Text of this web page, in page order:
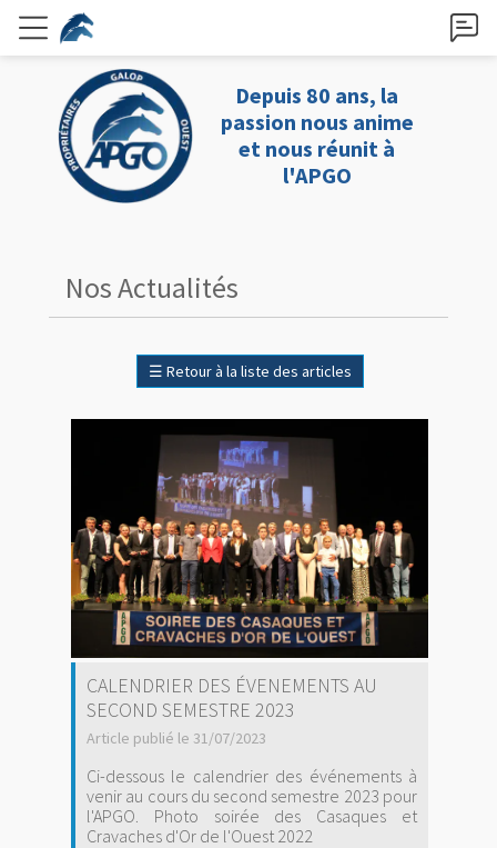
Depuis 80 ans, la
passion nous anime
et nous réunit à
l'APGO
Nos Actualités
☰ Retour à la liste des articles
CALENDRIER DES ÉVENEMENTS AU
SECOND SEMESTRE 2023
Article publié le 31/07/2023
Ci-dessous le calendrier des événements à
venir au cours du second semestre 2023 pour
l'APGO. Photo soirée des Casaques et
Cravaches d'Or de l'Ouest 2022